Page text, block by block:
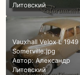
Литовский
Vauxhall Velox L 1949
Somerville.jpg
Автор:Александр
Литовский